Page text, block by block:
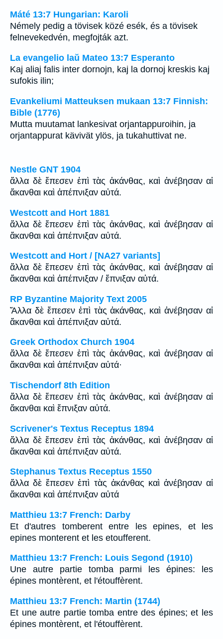
Máté 13:7 Hungarian: Karoli
Némely pedig a tövisek közé esék, és a tövisek
felnevekedvén, megfojták azt.
La evangelio laŭ Mateo 13:7 Esperanto
Kaj aliaj falis inter dornojn, kaj la dornoj kreskis kaj
sufokis ilin;
Evankeliumi Matteuksen mukaan 13:7 Finnish:
Bible (1776)
Mutta muutamat lankesivat orjantappuroihin, ja
orjantappurat kävivät ylös, ja tukahuttivat ne.
Nestle GNT 1904
ἄλλα δὲ ἔπεσεν ἐπὶ τὰς ἀκάνθας, καὶ ἀνέβησαν αἱ
ἄκανθαι καὶ ἀπέπνιξαν αὐτά.
Westcott and Hort 1881
ἄλλα δὲ ἔπεσεν ἐπὶ τὰς ἀκάνθας, καὶ ἀνέβησαν αἱ
ἄκανθαι καὶ ἀπέπνιξαν αὐτά.
Westcott and Hort / [NA27 variants]
ἄλλα δὲ ἔπεσεν ἐπὶ τὰς ἀκάνθας, καὶ ἀνέβησαν αἱ
ἄκανθαι καὶ ἀπέπνιξαν / ἔπνιξαν αὐτά.
RP Byzantine Majority Text 2005
Ἄλλα δὲ ἔπεσεν ἐπὶ τὰς ἀκάνθας, καὶ ἀνέβησαν αἱ
ἄκανθαι καὶ ἀπέπνιξαν αὐτά.
Greek Orthodox Church 1904
ἄλλα δὲ ἔπεσεν ἐπὶ τὰς ἀκάνθας, καὶ ἀνέβησαν αἱ
ἄκανθαι καὶ ἀπέπνιξαν αὐτά·
Tischendorf 8th Edition
ἄλλα δὲ ἔπεσεν ἐπὶ τὰς ἀκάνθας, καὶ ἀνέβησαν αἱ
ἄκανθαι καὶ ἔπνιξαν αὐτά.
Scrivener's Textus Receptus 1894
ἄλλα δὲ ἔπεσεν ἐπὶ τὰς ἀκάνθας, καὶ ἀνέβησαν αἱ
ἄκανθαι καὶ ἀπέπνιξαν αὐτά.
Stephanus Textus Receptus 1550
ἄλλα δὲ ἔπεσεν ἐπὶ τὰς ἀκάνθας καὶ ἀνέβησαν αἱ
ἄκανθαι καὶ ἀπέπνιξαν αὐτά
Matthieu 13:7 French: Darby
Et d'autres tomberent entre les epines, et les
epines monterent et les etoufferent.
Matthieu 13:7 French: Louis Segond (1910)
Une autre partie tomba parmi les épines: les
épines montèrent, et l'étouffèrent.
Matthieu 13:7 French: Martin (1744)
Et une autre partie tomba entre des épines; et les
épines montèrent, et l'étouffèrent.